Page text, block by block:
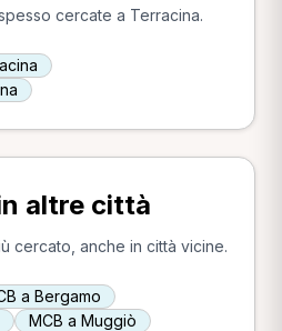
cercate a Terracina.
altre città
cercato, anche in città vicine.
a Bergamo
MCB a Muggiò